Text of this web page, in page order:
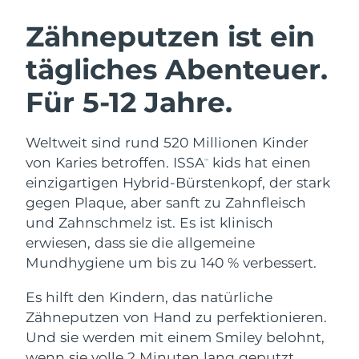
Zähneputzen ist ein
tägliches Abenteuer.
Für 5-12 Jahre.
Weltweit sind rund 520 Millionen Kinder
von Karies betroffen. ISSA™
kids hat einen
einzigartigen Hybrid-Bürstenkopf, der stark
gegen Plaque, aber sanft zu Zahnfleisch
und Zahnschmelz ist. Es ist klinisch
erwiesen, dass sie die allgemeine
Mundhygiene um bis zu 140 % verbessert.
Es hilft den Kindern, das natürliche
Zähneputzen von Hand zu perfektionieren.
Und sie werden mit einem Smiley belohnt,
Gesichtsreinigung
Anti-aging massage
LUNA™ 4 Plus
Massage, LED heating
For men, anti-aging massage
Gesichtsstraffung
Microcurrent toning
BEAR™ 2 go
Microcurrent toning on-the-go
Microcurrent line smoothing device
Hydratisierung
UFO™ 3 Set
Deep facial hydration
UFO™ 3 LED
Near-infrared and red light therapy
device
Mundpflege
issa™ 4
Hybrid silicone sonic toothbrush
issa™ 4 plus
Smart hybrid silicone sonic toothbrush
FAQ™ ANTI-AGING-BEHANDLUNG
Anti-aging LED-Behandlungen
Österreich Erwartete Lieferung
Bahrain Erwartete Lieferung8/9/26
Belgien Erwartete Lieferung
Bermuda Erwartete Lieferung
Bosnien und
Herzegowina
Erwartete Lieferung8/11/26
Brunei Darussalam Erwartete Lieferung
Kanada Erwartete Lieferung8/12/26